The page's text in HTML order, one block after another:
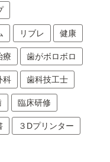
リブレ 健康
療 歯がボロボロ
科 歯科技工士
臨床研修
３Dプリンター